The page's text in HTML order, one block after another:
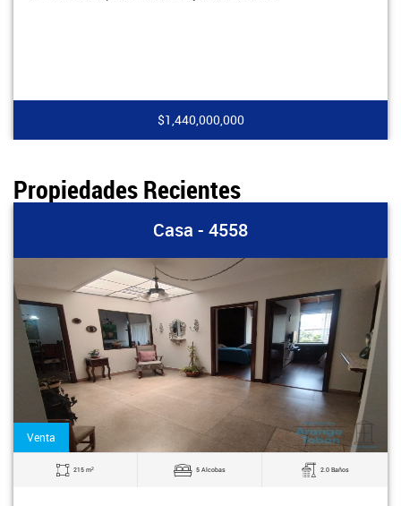
$1,440,000,000
Propiedades Recientes
Casa - 4558
Venta
215 m2 5 Alcobas 2.0 Baños